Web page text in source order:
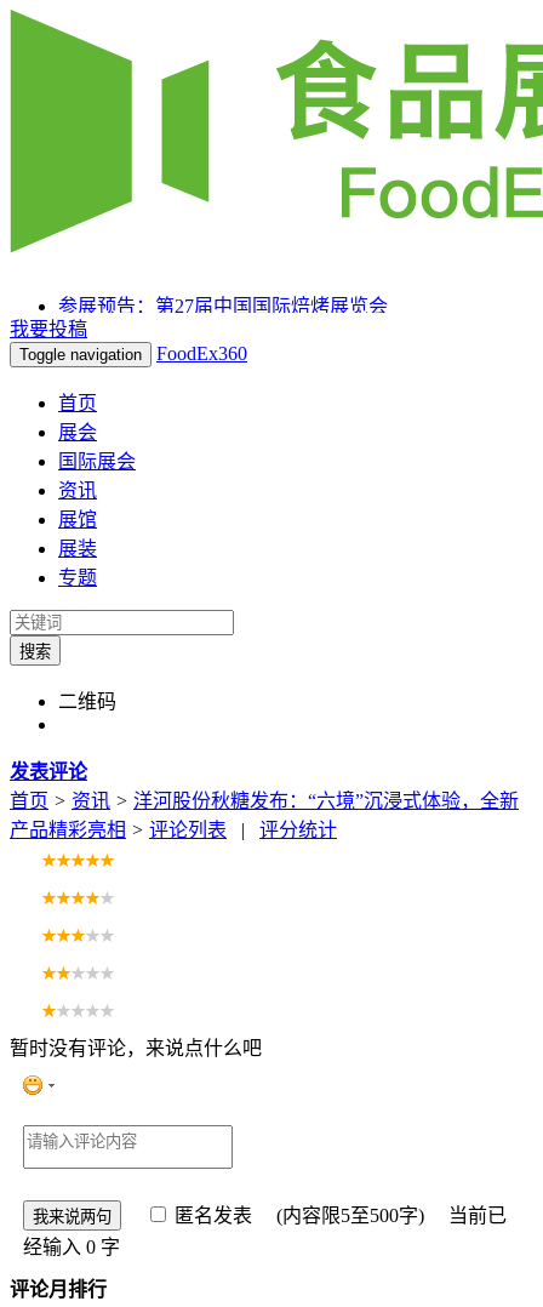
参展预告：第27届中国国际焙烤展览会
参展预告：SIAL 西雅国际食品和饮料展览会（上海）
参展预告：2025HOTELEX上海国际酒店及餐饮业博览
会
我要投稿
Toggle navigation FoodEx360
首页
展会
国际展会
资讯
展馆
展装
专题
搜索
二维码
发表评论
首页 > 资讯 > 洋河股份秋糖发布：“六境”沉浸式体验，全新
产品精彩亮相 > 评论列表 | 评分统计
暂时没有评论，来说点什么吧
匿名发表
(内容限5至500字) 当前已
经输入 0 字
评论月排行